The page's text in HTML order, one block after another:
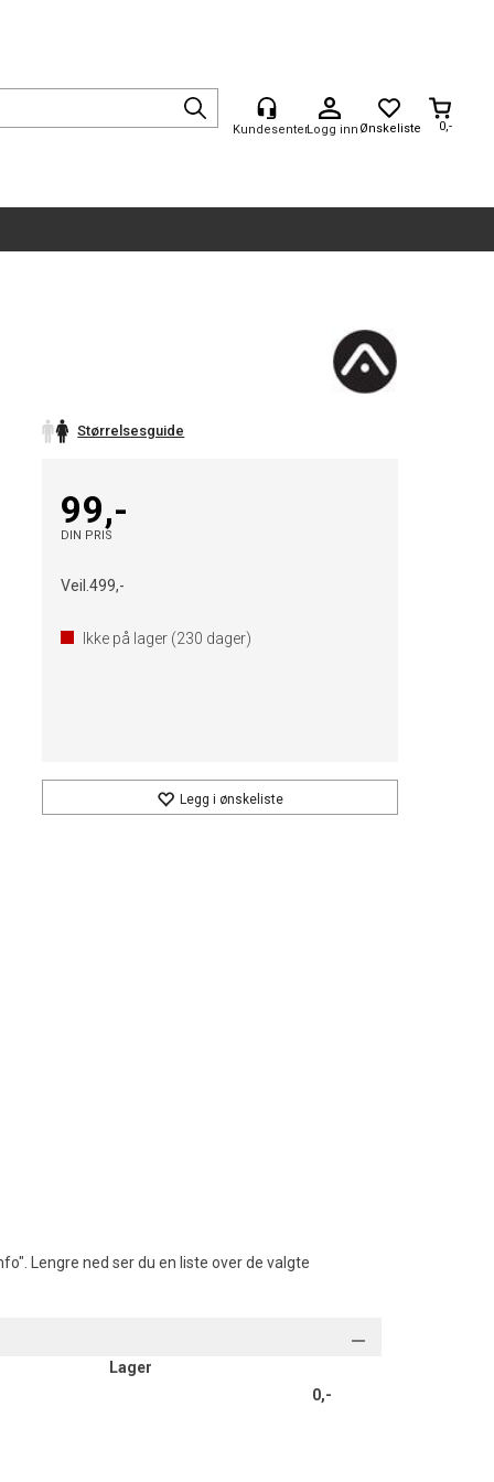
Logg inn 0,-
Størrelsesguide
99,-
DIN PRIS
Veil.499,-
Ikke på lager (230 dager)
Legg i ønskeliste
Lengre ned ser du en liste over de valgte
Lager
0,-